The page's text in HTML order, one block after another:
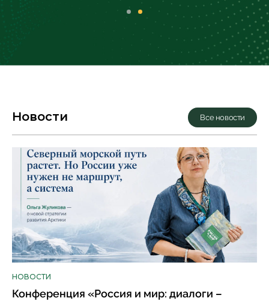
Новости Все новости
НОВОСТИ
Конференция «Россия и мир: диалоги –